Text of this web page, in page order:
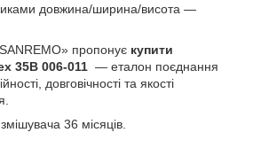
довжина/ширина/висота —
пропонує купити
35B 006-011 — еталон поєднання
довговічності та якості
36 місяців.